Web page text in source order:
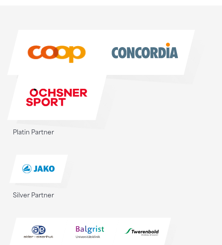
Platin Partner
Silver Partner